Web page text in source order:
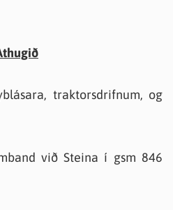
traktorsdrifnum, og
við Steina í gsm 846